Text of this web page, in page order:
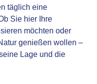
täglich eine
Sie hier Ihre
möchten oder
genießen wollen –
Lage und die